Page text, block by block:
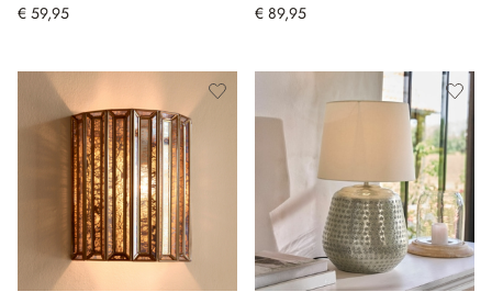
€ 59,95 € 89,95